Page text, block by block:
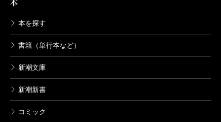
本
本を探す
書籍（単行本など）
新潮文庫
新潮新書
コミック